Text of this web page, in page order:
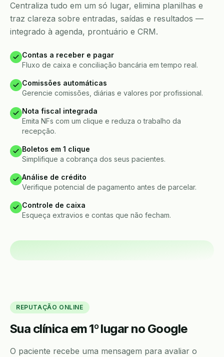
Centraliza tudo em um só lugar, elimina planilhas e
traz clareza sobre entradas, saídas e resultados —
integrado à agenda, prontuário e CRM.
Contas a receber e pagar
Fluxo de caixa e conciliação bancária em tempo real.
Comissões automáticas
Gerencie comissões, diárias e valores por profissional.
Nota fiscal integrada
Emita NFs com um clique e reduza o trabalho da
recepção.
Boletos em 1 clique
Simplifique a cobrança dos seus pacientes.
Análise de crédito
Verifique potencial de pagamento antes de parcelar.
Controle de caixa
Esqueça extravios e contas que não fecham.
REPUTAÇÃO ONLINE
Sua clínica em 1º lugar no Google
O paciente recebe uma mensagem para avaliar o